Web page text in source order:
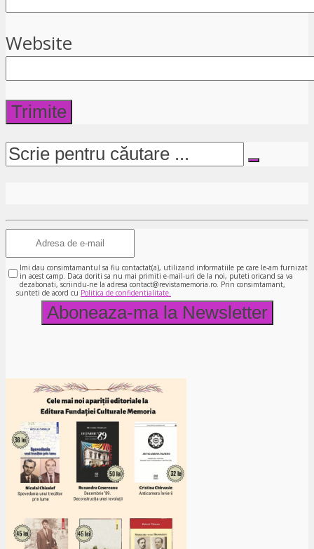
Website
Imi dau consimtamantul sa fiu contactat(a), utilizand informatiile pe care le-am furnizat
in acest camp. Daca doriti sa nu mai primiti e-mail-uri de la noi, puteti oricand sa va
dezabonati, scriindu-ne la adresa contact@revistamemoria.ro. Prin consimtamant,
sunteti de acord cu Politica de confidentialitate.